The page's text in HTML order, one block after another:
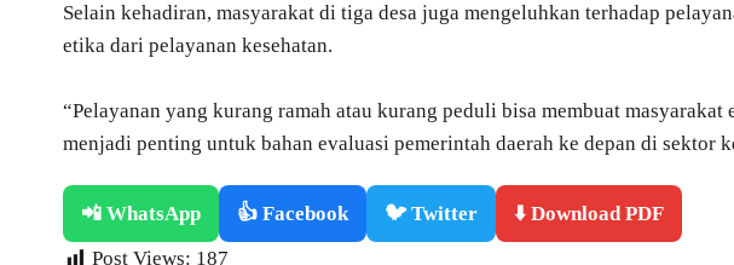
Selain kehadiran, masyarakat di tiga desa juga mengeluhkan terhadap
etika dari pelayanan kesehatan.
“Pelayanan yang kurang ramah atau kurang peduli bisa membuat masyarakat
menjadi penting untuk bahan evaluasi pemerintah daerah ke depan di sektor
📲 WhatsApp 👍 Facebook 🐦 Twitter
⬇️ Download PDF
Post Views: 187